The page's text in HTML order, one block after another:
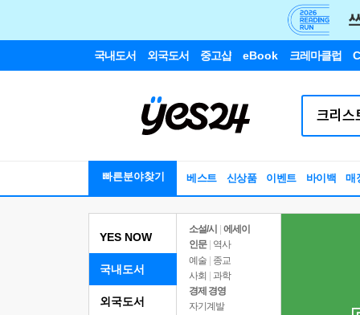
국내도서 외국도서 중고샵 eBook 크레마클럽
빠른분야찾기 베스트 신상품 이벤트 바이백 매
YES NOW
국내도서
소설/시
에세이
인문
역사
예술 | 종교
사회 | 과학
경제 경영
자기계발
외국도서